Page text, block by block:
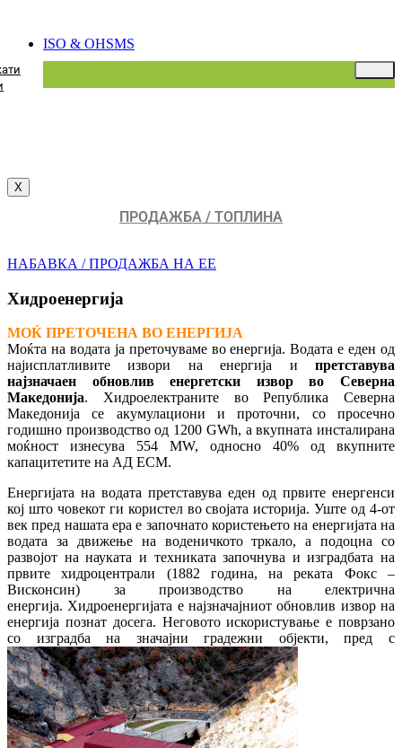
ISO & OHSMS
X
ПРОДАЖБА / ТОПЛИНА
НАБАВКА / ПРОДАЖБА НА ЕЕ
Хидроенергија
МОЌ ПРЕТОЧЕНА ВО ЕНЕРГИЈА
Моќта на водата ја преточуваме во енергија. Водата е еден од
најисплатливите извори на енергија и претставува
најзначаен обновлив енергетски извор во Северна
Македонија. Хидроелектраните во Република Северна
Македонија се акумулациони и проточни, со просечно
годишно производство од 1200 GWh, а вкупната инсталирана
моќност изнесува 554 MW, односно 40% од вкупните
капацитетите на АД ЕСМ.
Енергијата на водата претставува еден од првите енергенси
кој што човекот ги користел во својата историја. Уште од 4-от
век пред нашата ера е започнато користењето на енергијата на
водата за движење на воденичкото тркало, а подоцна со
развојот на науката и техниката започнува и изградбата на
првите хидроцентрали (1882 година, на реката Фокс –
Висконсин) за производство на електрична
енергија. Хидроенергијата е најзначајниот обновлив извор на
енергија познат досега. Неговото искористување е поврзано
со изградба на значајни градежни објекти, пред с